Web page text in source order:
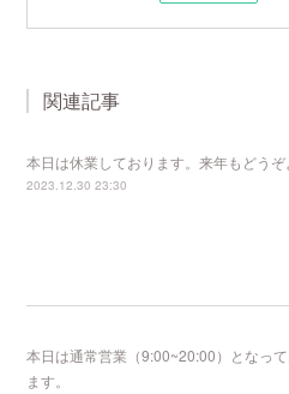
関連記事
本日は休業しております。来年もどうぞ
2023.12.30 23:30
本日は通常営業（9:00~20:00）となっ
ます。